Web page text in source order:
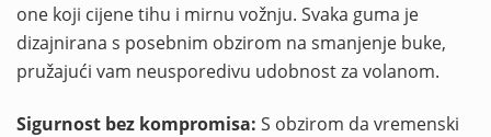
one koji cijene tihu i mirnu vožnju. Svaka guma je
dizajnirana s posebnim obzirom na smanjenje buke,
pružajući vam neusporedivu udobnost za volanom.
Sigurnost bez kompromisa: S obzirom da vremenski